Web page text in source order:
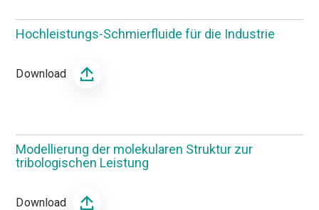
Hochleistungs-Schmierfluide für die Industrie
Download
Modellierung der molekularen Struktur zur
tribologischen Leistung
Download